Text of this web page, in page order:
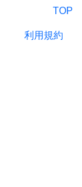
TOP
利用規約